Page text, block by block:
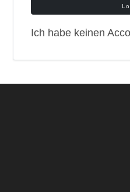
Ich habe keinen